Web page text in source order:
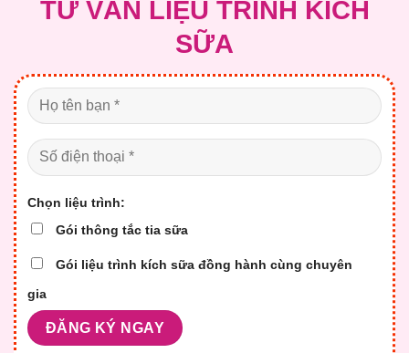
TƯ VẤN LIỆU TRÌNH KÍCH
SỮA
Chọn liệu trình:
Gói thông tắc tia sữa
Gói liệu trình kích sữa đồng hành cùng chuyên
gia